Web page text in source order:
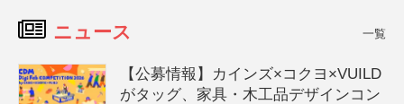
ニュース 一覧
【公募情報】カインズ×コクヨ×VUILD
がタッグ、家具・木工品デザインコン